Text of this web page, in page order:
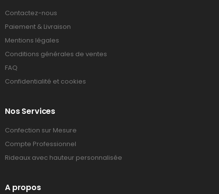
Contactez-nous
Paiement & Livraison
Mentions légales
Conditions générales de ventes
FAQ
Confidentialité et cookies
Nos Services
Confection sur Mesure
Compte Professionnel
Rideaux avec hauteur personnalisée
A propos